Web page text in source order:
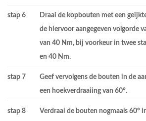
stap 6
Draai de kopbouten met een
de hiervoor aangegeven volgorde
van 40 Nm, bij voorkeur in twee
en 40 Nm.
stap 7
Geef vervolgens de bouten in de
een hoekverdraaiing van 60°.
stap 8
Verdraai de bouten nogmaals 60°